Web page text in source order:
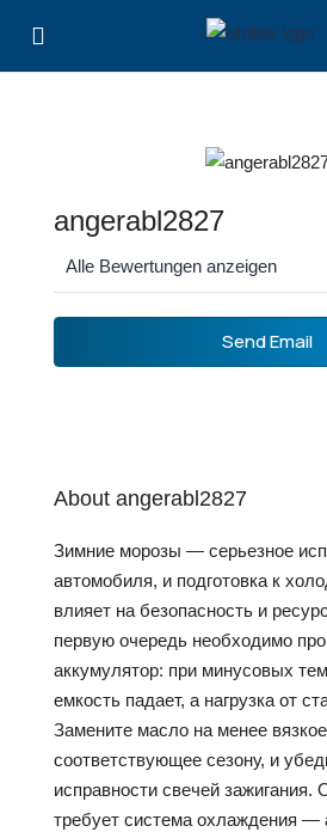
angerabl2827
Alle Bewertungen anzeigen
Send Email
About angerabl2827
Зимние морозы — серьезное
автомобиля, и подготовка к
влияет на безопасность и
первую очередь необходимо
аккумулятор: при минусовых
емкость падает, а нагрузка от
Замените масло на менее
соответствующее сезону, и
исправности свечей зажигания.
требует система охлаждения —